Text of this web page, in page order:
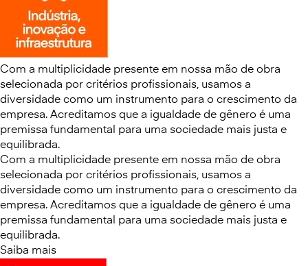
Com a multiplicidade presente em nossa mão de obra
selecionada por critérios profissionais, usamos a
diversidade como um instrumento para o crescimento da
empresa. Acreditamos que a igualdade de gênero é uma
premissa fundamental para uma sociedade mais justa e
equilibrada.
Com a multiplicidade presente em nossa mão de obra
selecionada por critérios profissionais, usamos a
diversidade como um instrumento para o crescimento da
empresa. Acreditamos que a igualdade de gênero é uma
premissa fundamental para uma sociedade mais justa e
equilibrada.
Saiba mais